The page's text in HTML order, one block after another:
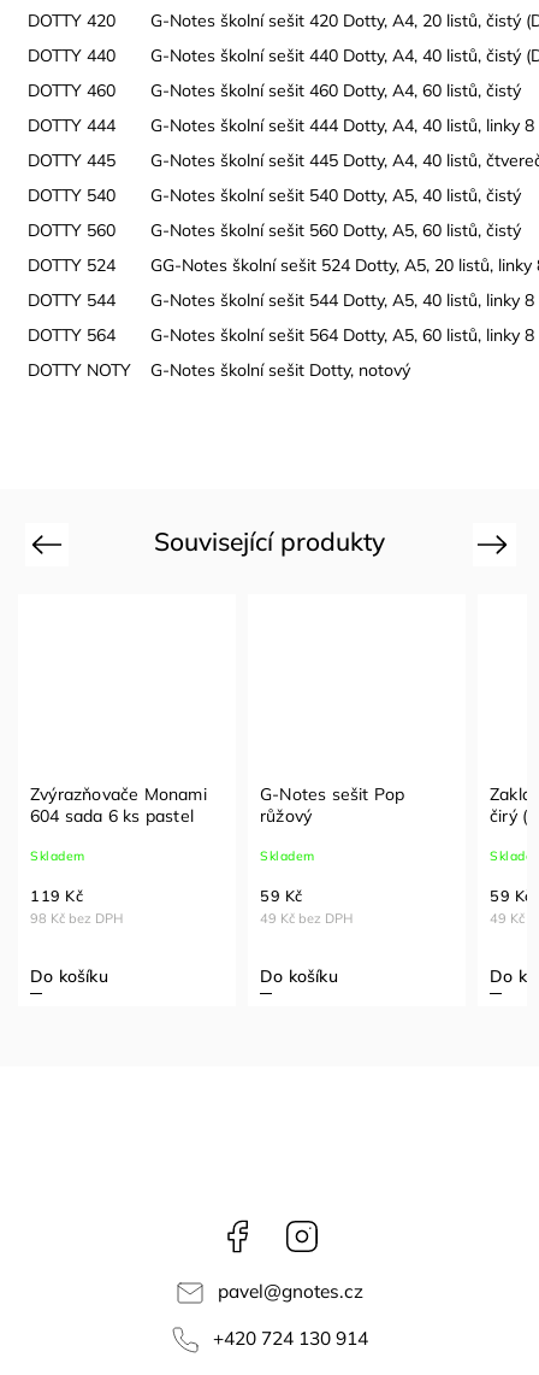
DOTTY 420
G-Notes školní sešit 420 Dotty, A4, 20 listů, čistý
DOTTY 440
G-Notes školní sešit 440 Dotty, A4, 40 listů, čistý
DOTTY 460
G-Notes školní sešit 460 Dotty, A4, 60 listů, čistý
DOTTY 444
G-Notes školní sešit 444 Dotty, A4, 40 listů, linky 8
DOTTY 445
G-Notes školní sešit 445 Dotty, A4, 40 listů,
DOTTY 540
G-Notes školní sešit 540 Dotty, A5, 40 listů, čistý
DOTTY 560
G-Notes školní sešit 560 Dotty, A5, 60 listů, čistý
DOTTY 524
GG-Notes školní sešit 524 Dotty, A5, 20 listů, linky
DOTTY 544
G-Notes školní sešit 544 Dotty, A5, 40 listů, linky 8
DOTTY 564
G-Notes školní sešit 564 Dotty, A5, 60 listů, linky 8
DOTTY NOTY
G-Notes školní sešit Dotty, notový
Související produkty
Previous
Zvýrazňovače Monami
604 sada 6 ks pastel
Skladem
98 Kč bez DPH
119 Kč
Do košíku
G-Notes sešit Pop
růžový
Skladem
49 Kč bez DPH
59 Kč
Do košíku
čirý
49 Kč
59 Kč
Do
Next
Facebook
pavel@gnotes.cz
+420 724 130 914